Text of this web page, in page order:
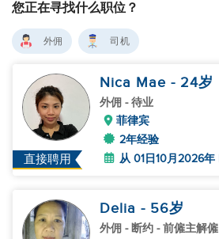
您正在寻找什么职位？
外佣 司机
直接聘用
Nica Mae - 24岁
外佣 - 待业
菲律宾
2年经验
从 01日10月2026年
Delia - 56岁
外佣 - 断约 - 前僱主解